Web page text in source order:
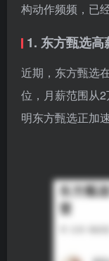
构动作频频，已
1. 东方甄选
近期，东方甄选
位，月薪范围从
明东方甄选正加